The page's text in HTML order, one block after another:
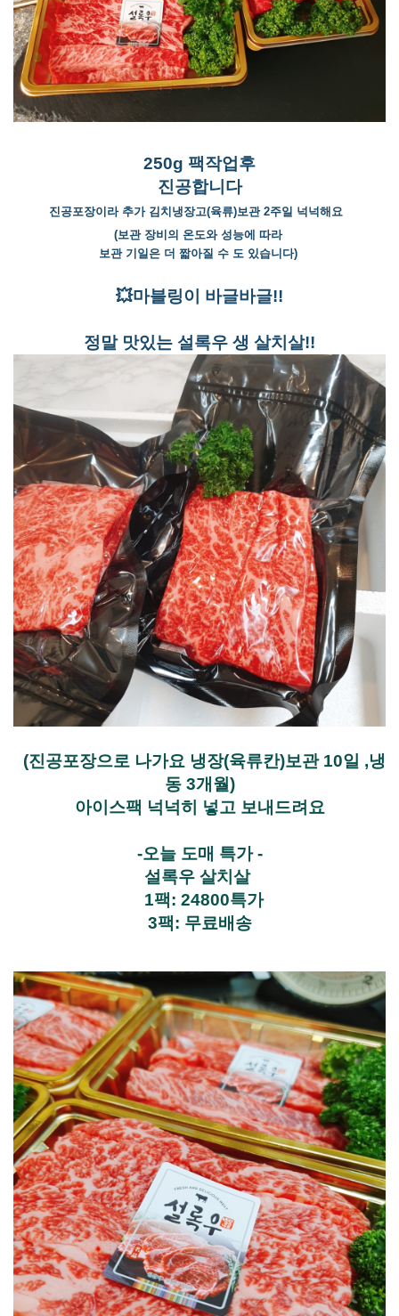
250g 팩작업후
진공합니다
진공포장이라 추가 김치냉장고(육류)보관 2주일 넉넉해요
(보관 장비의 온도와 성능에 따라
보관 기일은 더 짧아질 수 도 있습니다)
💥마블링이 바글바글!!
정말 맛있는 설록우 생 살치살!!
(진공포장으로 나가요 냉장(육류칸)보관 10일 ,냉
동 3개월)
아이스팩 넉넉히 넣고 보내드려요
-오늘 도매 특가 -
설록우 살치살
1팩: 24800특가
3팩: 무료배송